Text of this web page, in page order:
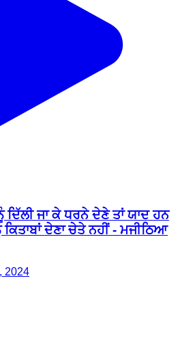
ਦਿੱਲੀ ਜਾ ਕੇ ਧਰਨੇ ਦੇਣੇ ਤਾਂ ਯਾਦ ਹਨ
ਦੇਣਾ ਚੇਤੇ ਨਹੀਂ - ਮਜੀਠਿਆ
2024